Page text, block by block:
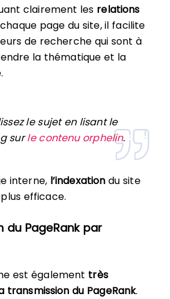
clairement les relations
page du site, il facilite
de recherche qui sont à
la thématique et la
le sujet en lisant le
surle contenu orphelin.
interne, l’indexationdu site
efficace.
du PageRank par
est également très
du PageRank.